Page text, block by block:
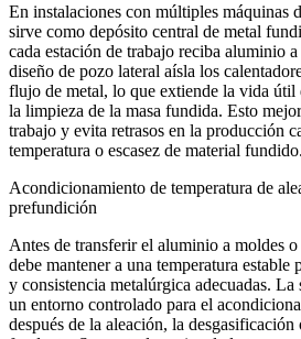
En instalaciones con múltiples máquinas
sirve como depósito central de metal
cada estación de trabajo reciba aluminio
diseño de pozo lateral aísla los
flujo de metal, lo que extiende la vida útil
la limpieza de la masa fundida. Esto
trabajo y evita retrasos en la producción
temperatura o escasez de material fundido.
Acondicionamiento de temperatura de
prefundición
Antes de transferir el aluminio a moldes
debe mantener a una temperatura estable
y consistencia metalúrgica adecuadas.
un entorno controlado para el
después de la aleación, la